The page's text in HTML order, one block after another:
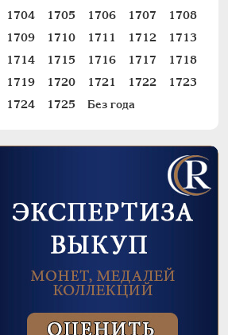
1704
1705 1706 1707
1708
1709
1710 1711 1712
1713
1714
1715 1716 1717
1718
1719
1720 1721 1722
1723
1724
1725 Без года